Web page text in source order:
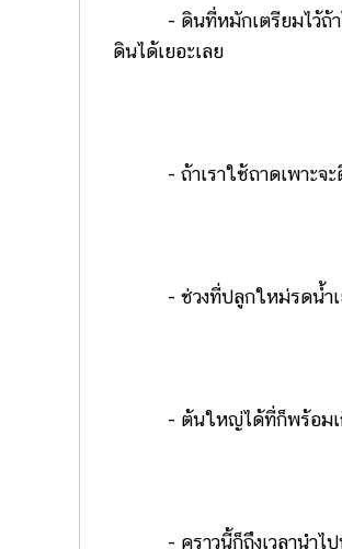
- ดินที่หมักเตรียมไว้ถ้าได้
ดินได้เยอะเลย
- ถ้าเราใช้ถาดเพาะจะดึ
- ช่วงที่ปลูกใหม่รดน้ำเย
- ต้นใหญ่ได้ที่ก็พร้อมเก็
- คราวนี้ก็ถึงเวลานำไป